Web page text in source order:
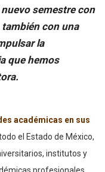
semestre con
con una
la
que hemos
académicas en sus
el Estado de México,
institutos y